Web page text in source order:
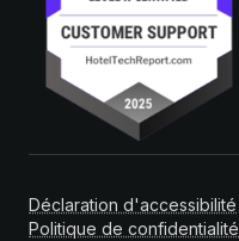
Déclaration d'accessibilité
Politique de confidentialité